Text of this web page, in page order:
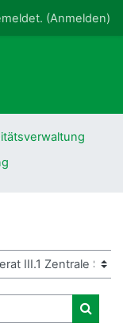
(Anmelden)
Kurse